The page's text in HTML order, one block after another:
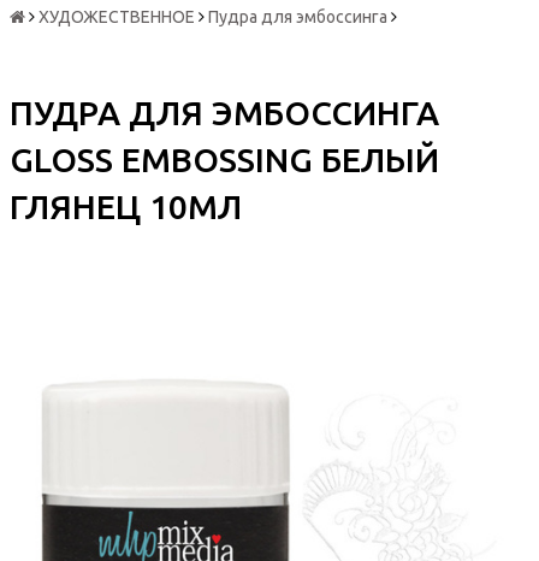
ХУДОЖЕСТВЕННОЕ Пудра для эмбоссинга
ПУДРА ДЛЯ ЭМБОССИНГА
GLOSS EMBOSSING БЕЛЫЙ
ГЛЯНЕЦ 10МЛ